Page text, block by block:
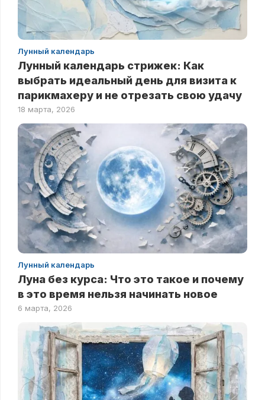
Лунный календарь
Лунный календарь стрижек: Как
выбрать идеальный день для визита к
парикмахеру и не отрезать свою удачу
18 марта, 2026
Лунный календарь
Луна без курса: Что это такое и почему
в это время нельзя начинать новое
6 марта, 2026